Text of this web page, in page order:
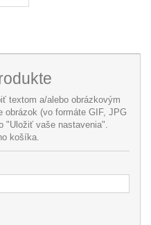
textom a/alebo obrázkovým
obrázok (vo formáte GIF, JPG
"Uložiť vaše nastavenia".
košíka.